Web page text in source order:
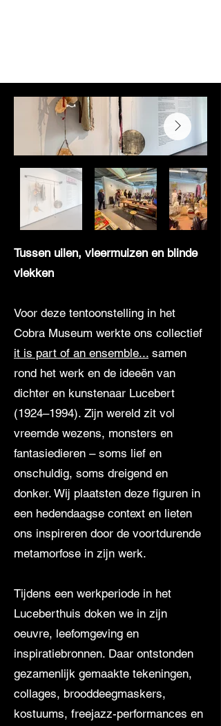
Tussen uilen, vleermuizen en blinde
vlekken
Voor deze tentoonstelling in het
Cobra Museum werkte ons collectief
it is part of an ensemble... samen
rond het werk en de ideeën van
dichter en kunstenaar Lucebert
(1924–1994). Zijn wereld zit vol
vreemde wezens, monsters en
fantasiedieren – soms lief en
onschuldig, soms dreigend en
donker. Wij plaatsten deze figuren in
een hedendaagse context en lieten
ons inspireren door de voortdurende
metamorfose in zijn werk.
Tijdens een werkperiode in het
Luceberthuis doken we in zijn
oeuvre, leefomgeving en
inspiratiebronnen. Daar ontstonden
gezamenlijk gemaakte tekeningen,
collages, brooddeegmaskers,
kostuums, freejazz-performances en